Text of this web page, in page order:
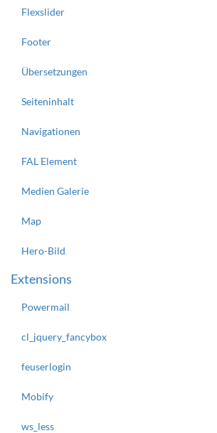
Flexslider
Footer
Übersetzungen
Seiteninhalt
Navigationen
FAL Element
Medien Galerie
Map
Hero-Bild
Extensions
Powermail
cl_jquery_fancybox
feuserlogin
Mobify
ws_less